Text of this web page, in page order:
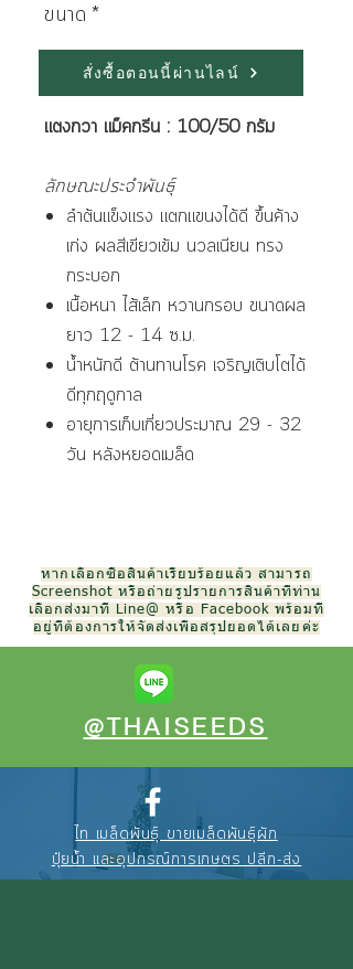
ขนาด *
แตงกวา แม็คกรีน : 100/50 กรัม
ลักษณะประจำพันธุ์
ลำต้นแข็งแรง แตกแขนงได้ดี ขึ้นค้าง
เก่ง ผลสีเขียวเข้ม นวลเนียน ทรง
กระบอก
เนื้อหนา ไส้เล็ก หวานกรอบ ขนาดผล
ยาว 12 - 14 ซ.ม.
น้ำหนักดี ต้านทานโรค เจริญเติบโตได้
ดีทุกฤดูกาล
อายุการเก็บเกี่ยวประมาณ 29 - 32
วัน หลังหยอดเมล็ด
สั่งซื้อตอนนี้ผ่านไลน์
หากเลือกซื้อสินค้าเรียบร้อยแล้ว สามารถ
Screenshot หรือถ่ายรูปรายการสินค้าที่ท่าน
เลือกส่งมาที่ Line@ หรือ Facebook พร้อมที่
อยู่ที่ต้องการให้จัดส่งเพื่อสรุปยอดได้เลยค่ะ
@THAISEEDS
ไท เมล็ดพันธุ์ ขายเมล็ดพันธุ์ผัก
ปุ๋ยน้ำ และอุปกรณ์การเกษตร ปลีก-ส่ง